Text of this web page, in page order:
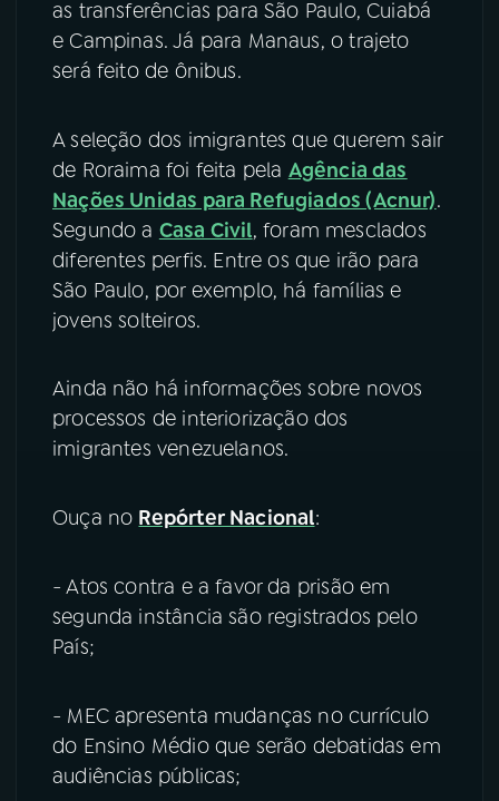
as transferências para São Paulo, Cuiabá
e Campinas. Já para Manaus, o trajeto
será feito de ônibus.
A seleção dos imigrantes que querem sair
de Roraima foi feita pela Agência das
Nações Unidas para Refugiados (Acnur).
Segundo a Casa Civil, foram mesclados
diferentes perfis. Entre os que irão para
São Paulo, por exemplo, há famílias e
jovens solteiros.
Ainda não há informações sobre novos
processos de interiorização dos
imigrantes venezuelanos.
Ouça no Repórter Nacional:
- Atos contra e a favor da prisão em
segunda instância são registrados pelo
País;
- MEC apresenta mudanças no currículo
do Ensino Médio que serão debatidas em
audiências públicas;